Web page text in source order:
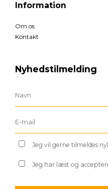
Information
Om os
Kontakt
Nyhedstilmelding
Jeg vil gerne tilmeldes
Jeg har læst og